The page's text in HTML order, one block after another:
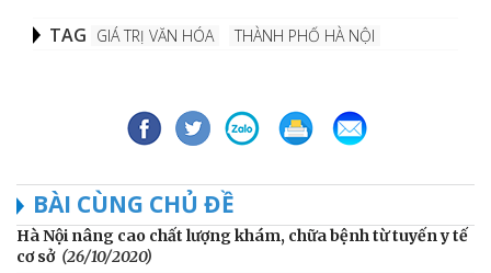
TAG GIÁ TRỊ VĂN HÓA THÀNH PHỐ HÀ NỘI
BÀI CÙNG CHỦ ĐỀ
Hà Nội nâng cao chất lượng khám, chữa bệnh từ tuyến y tế
cơ sở (26/10/2020)